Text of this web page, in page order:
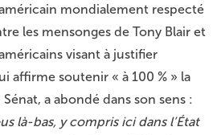
mondialement respecté
les mensonges de Tony Blair et
visant à justifier
affirme soutenir « à 100 % » la
a abondé dans son sens :
là-bas, y compris ici dans l’État